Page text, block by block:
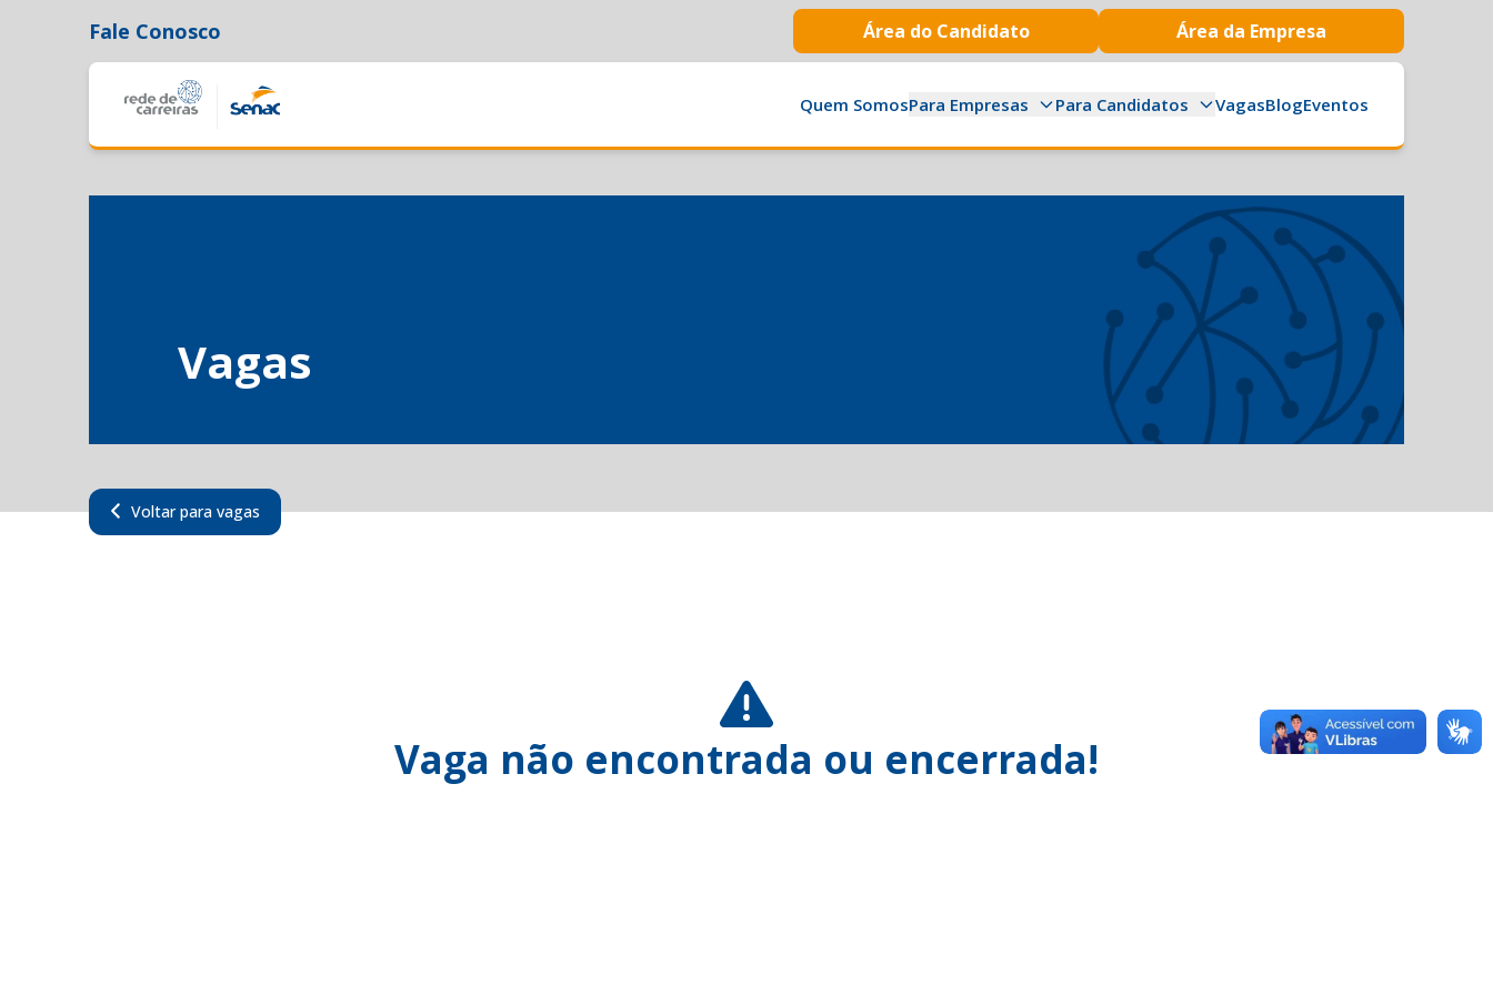
Fale Conosco Área do Candidato Área da Empresa
Quem SomosPara Empresas Para Candidatos VagasBlogEventos
Vagas
Voltar para vagas
Vaga não encontrada ou encerrada!